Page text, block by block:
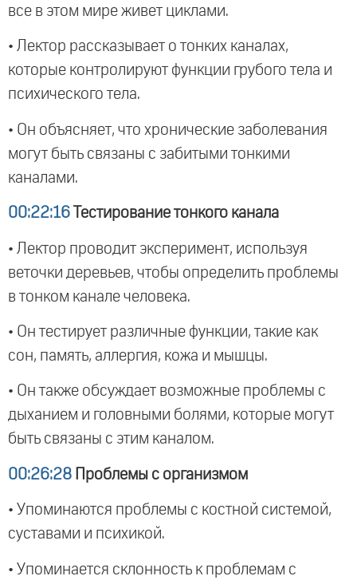
все в этом мире живет циклами.
• Лектор рассказывает о тонких каналах,
которые контролируют функции грубого тела и
психического тела.
• Он объясняет, что хронические заболевания
могут быть связаны с забитыми тонкими
каналами.
00:22:16 Тестирование тонкого канала
• Лектор проводит эксперимент, используя
веточки деревьев, чтобы определить проблемы
в тонком канале человека.
• Он тестирует различные функции, такие как
сон, память, аллергия, кожа и мышцы.
• Он также обсуждает возможные проблемы с
дыханием и головными болями, которые могут
быть связаны с этим каналом.
00:26:28 Проблемы с организмом
• Упоминаются проблемы с костной системой,
суставами и психикой.
• Упоминается склонность к проблемам с